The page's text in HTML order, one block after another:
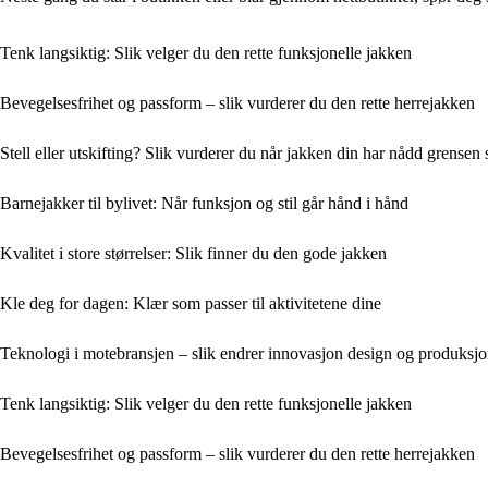
Tenk langsiktig: Slik velger du den rette funksjonelle jakken
Bevegelsesfrihet og passform – slik vurderer du den rette herrejakken
Stell eller utskifting? Slik vurderer du når jakken din har nådd grensen
Barnejakker til bylivet: Når funksjon og stil går hånd i hånd
Kvalitet i store størrelser: Slik finner du den gode jakken
Kle deg for dagen: Klær som passer til aktivitetene dine
Teknologi i motebransjen – slik endrer innovasjon design og
Tenk langsiktig: Slik velger du den rette funksjonelle jakken
Bevegelsesfrihet og passform – slik vurderer du den rette herrejakken